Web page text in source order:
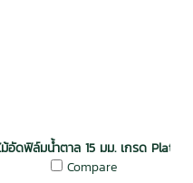
กันน้ำ Melamine
ม้อัดฟิล์มน้ำตาล 15 มม. เกรด
Compare